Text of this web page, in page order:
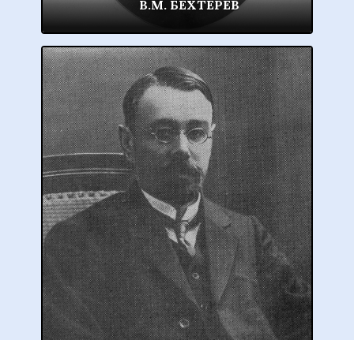
В.М. БЕХТЕРЕВ
В.М. БЕХТЕРЕВ
1857-1927
Выдающийся русский невролог, психиатр,
психолог, морфолог и физиолог нервной
системы.
В.М. Бехтереву принадлежит свыше600
научных работ. Исследования в области
изучения структуры мозга дали
совершенно новые факты, имеющие
мировое значение. Им открыты ядра и
проводящие пути в мозге, создано учение о
проводящих путях спинного и головного